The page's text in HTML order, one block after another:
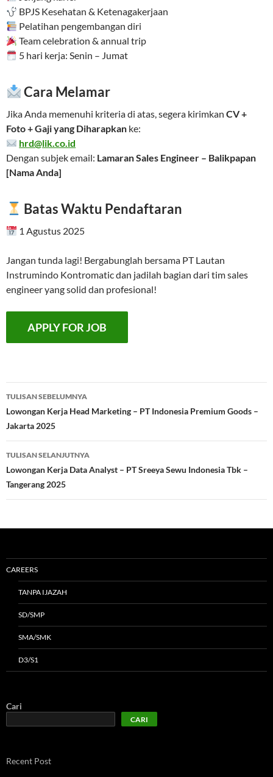
BPJS Kesehatan & Ketenagakerjaan
Pelatihan pengembangan diri
Team celebration & annual trip
5 hari kerja: Senin – Jumat
Cara Melamar
Jika Anda memenuhi kriteria di atas, segera kirimkan CV +
Foto + Gaji yang Diharapkan ke:
hrd@lik.co.id
Dengan subjek email: Lamaran Sales Engineer – Balikpapan
[Nama Anda]
Batas Waktu Pendaftaran
1 Agustus 2025
Jangan tunda lagi! Bergabunglah bersama PT Lautan
Instrumindo Kontromatic dan jadilah bagian dari tim sales
engineer yang solid dan profesional!
Navigasi
Tulisan
TULISAN SEBELUMNYA
Lowongan Kerja Head Marketing – PT Indonesia Premium Goods –
Jakarta 2025
TULISAN SELANJUTNYA
Lowongan Kerja Data Analyst – PT Sreeya Sewu Indonesia Tbk –
Tangerang 2025
CAREERS
TANPA IJAZAH
SD/SMP
SMA/SMK
D3/S1
Cari
CARI
Recent Post